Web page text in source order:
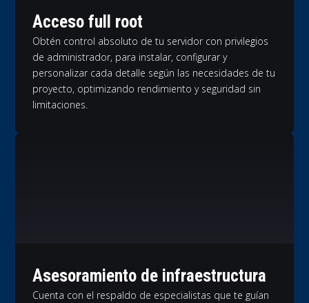
Acceso full root
Obtén control absoluto de tu servidor con privilegios
de administrador, para instalar, configurar y
personalizar cada detalle según las necesidades de tu
proyecto, optimizando rendimiento y seguridad sin
limitaciones.
Asesoramiento de infraestructura
Cuenta con el respaldo de especialistas que te guían